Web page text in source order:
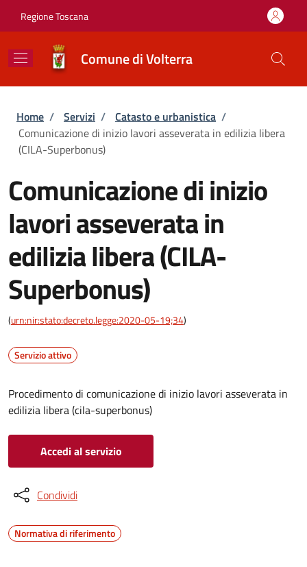
Regione Toscana
Comune di Volterra
Briciole di pane
Home / Servizi / Catasto e urbanistica /
Comunicazione di inizio lavori asseverata in edilizia libera
(CILA-Superbonus)
Comunicazione di inizio
lavori asseverata in
edilizia libera (CILA-
Superbonus)
(urn:nir:stato:decreto.legge:2020-05-19;34)
Servizio attivo
Procedimento di comunicazione di inizio lavori asseverata in
edilizia libera (cila-superbonus)
Accedi al servizio
Condividi
Normativa di riferimento